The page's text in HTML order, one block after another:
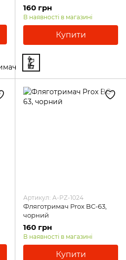
160 грн
В наявності в магазині
Купити
Артикул: A-PZ-1024
Фляготримач Prox BC-63,
чорний
160 грн
В наявності в магазині
Купити